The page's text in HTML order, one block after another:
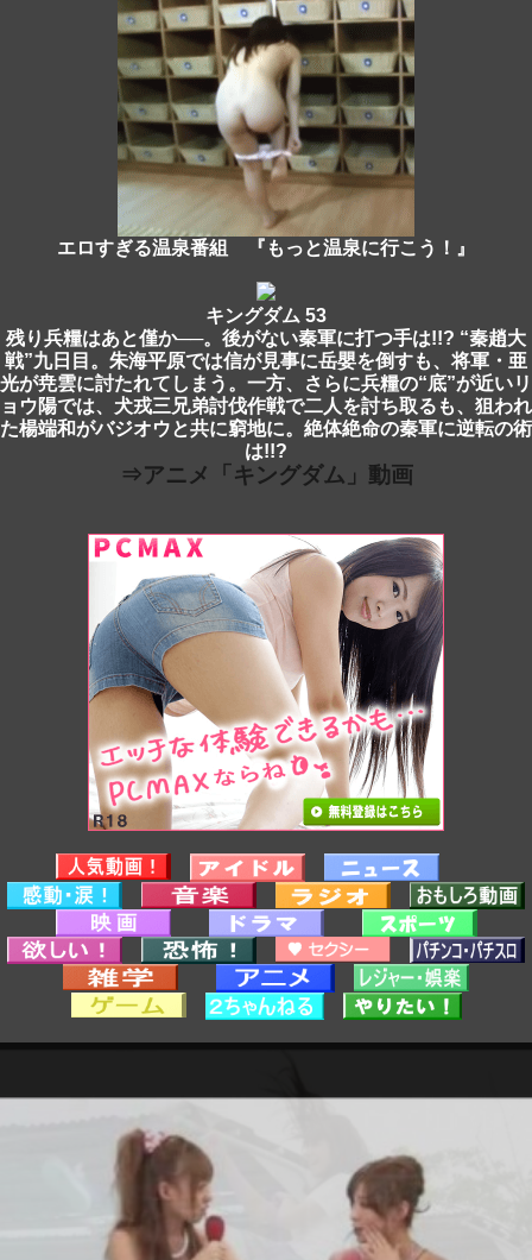
エロすぎる温泉番組 『もっと温泉に行こう！』
キングダム 53
残り兵糧はあと僅か──。後がない秦軍に打つ手は!!? “秦趙大
戦”九日目。朱海平原では信が見事に岳嬰を倒すも、将軍・亜
光が尭雲に討たれてしまう。一方、さらに兵糧の“底”が近いリ
ョウ陽では、犬戎三兄弟討伐作戦で二人を討ち取るも、狙われ
た楊端和がバジオウと共に窮地に。絶体絶命の秦軍に逆転の術
は!!?
⇒アニメ「キングダム」動画